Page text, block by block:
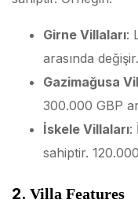
Girne Villaları:
arasında
Gazimağusa
300.000 GBP
İskele Villaları:
sahiptir.
2. Villa Features